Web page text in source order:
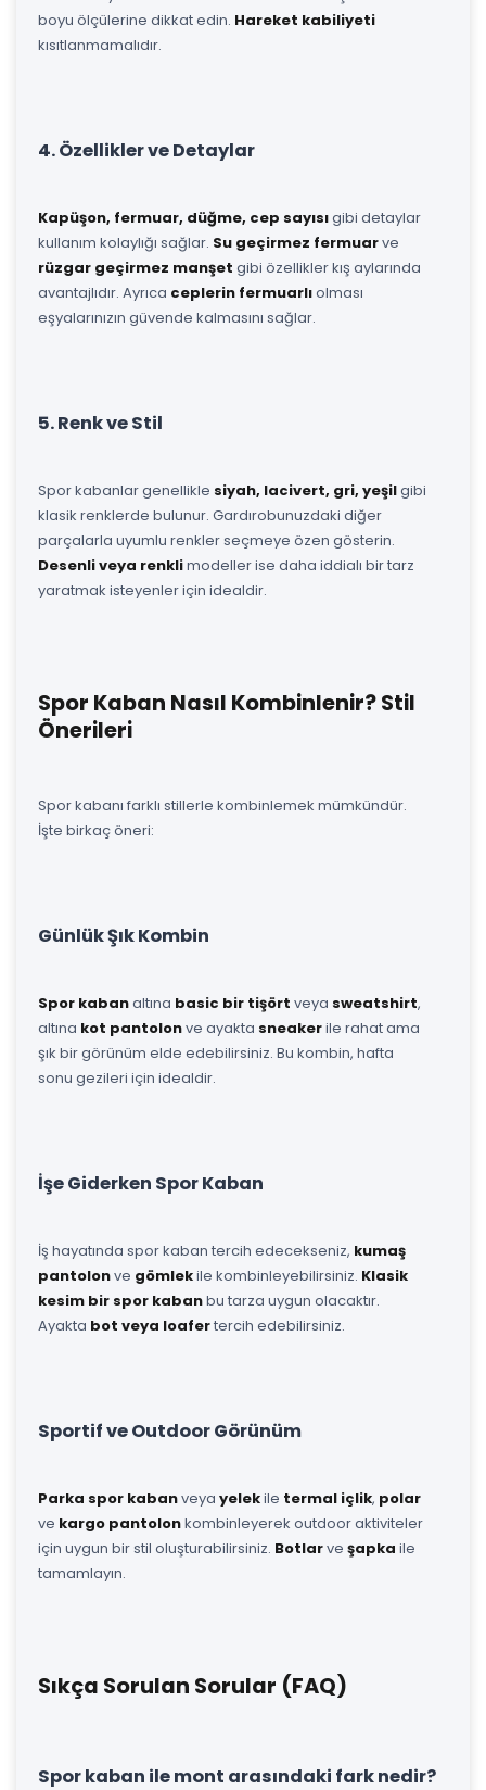
boyu ölçülerine dikkat edin. Hareket kabiliyeti
kısıtlanmamalıdır.
4. Özellikler ve Detaylar
Kapüşon, fermuar, düğme, cep sayısıgibi detaylar
kullanım kolaylığı sağlar. Su geçirmez fermuarve
rüzgar geçirmez manşet gibi özellikler kış aylarında
avantajlıdır. Ayrıca ceplerin fermuarlıolması
eşyalarınızın güvende kalmasını sağlar.
5. Renk ve Stil
Spor kabanlar genellikle siyah, lacivert, gri, yeşilgibi
klasik renklerde bulunur. Gardırobunuzdaki diğer
parçalarla uyumlu renkler seçmeye özen gösterin.
Desenli veya renklimodeller ise daha iddialı bir tarz
yaratmak isteyenler için idealdir.
Spor Kaban Nasıl Kombinlenir? Stil
Önerileri
Spor kabanı farklı stillerle kombinlemek mümkündür.
İşte birkaç öneri:
Günlük Şık Kombin
Spor kabanaltına basic bir tişört veya sweatshirt,
altına kot pantolonve ayakta sneakerile rahat ama
şık bir görünüm elde edebilirsiniz. Bu kombin, hafta
sonu gezileri için idealdir.
İşe Giderken Spor Kaban
İş hayatında spor kaban tercih edecekseniz, kumaş
pantolonve gömlekile kombinleyebilirsiniz. Klasik
kesim bir spor kabanbu tarza uygun olacaktır.
Ayakta bot veya loafertercih edebilirsiniz.
Sportif ve Outdoor Görünüm
Parka spor kabanveya yelekile termal içlik, polar
ve kargo pantolonkombinleyerek outdoor aktiviteler
için uygun bir stil oluşturabilirsiniz. Botlarve şapka ile
tamamlayın.
Sıkça Sorulan Sorular (FAQ)
Spor kaban ile mont arasındaki fark nedir?